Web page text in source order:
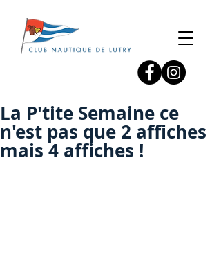
La P'tite Semaine ce
n'est pas que 2 affiches
mais 4 affiches !